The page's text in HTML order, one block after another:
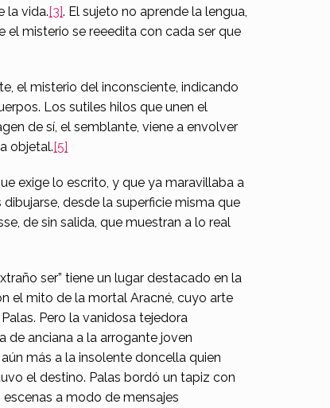
la vida.[3]. El sujeto no aprende la lengua,
el misterio se reeedita con cada ser que
el misterio del inconsciente, indicando
Los sutiles hilos que unen el
de sí, el semblante, viene a envolver
objetal.[5]
exige lo escrito, y que ya maravillaba a
desde la superficie misma que
de sin salida, que muestran a lo real
ser” tiene un lugar destacado en la
el mito de la mortal Aracné, cuyo arte
Pero la vanidosa tejedora
de anciana a la arrogante joven
más a la insolente doncella quien
el destino. Palas bordó un tapiz con
a modo de mensajes